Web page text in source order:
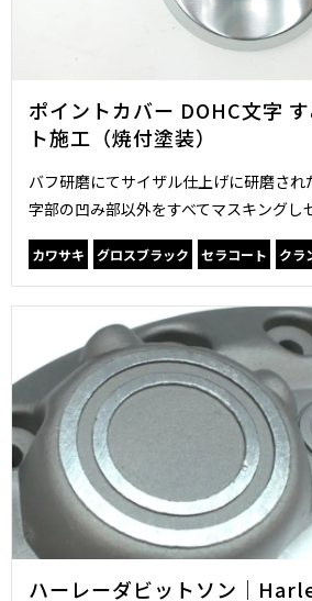
ポイントカバー DOHC文字
ト施工（焼付塗装）
バフ研磨にてサイザル仕上げに研磨さ
字部の凹み部以外をすべてマスキングし
カワサキ グロスブラック セラコート クラ
ハーレーダビットソン｜